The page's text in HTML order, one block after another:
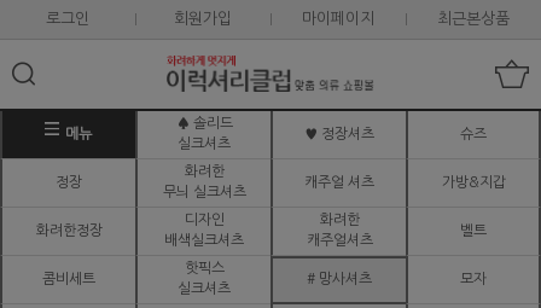
로그인 회원가입 마이페이지 최근본상품
메뉴
♠ 솔리드
실크셔츠
♥ 정장셔츠 슈즈
정장
화려한
무늬 실크셔츠
캐주얼 셔츠 가방&지갑
화려한정장
디자인
배색실크셔츠
화려한
캐주얼셔츠
벨트
콤비세트
핫픽스
실크셔츠
# 망사셔츠 모자